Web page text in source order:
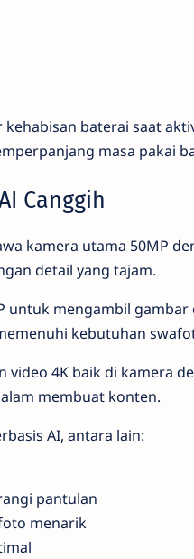
baterai saat
masa pakai
Canggih
kamera utama 50MP
detail yang tajam.
untuk mengambil gambar
kebutuhan
4K baik di kamera
membuat konten.
AI, antara lain:
pantulan
menarik